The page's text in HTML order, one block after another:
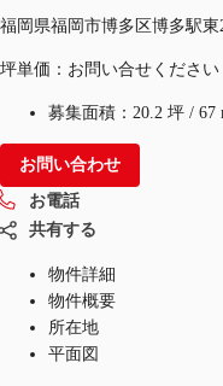
福岡県福岡市博多区博多駅東
坪単価：お問い合せください
募集面積： 20.2 坪 / 67
お問い合わせ
お電話
共有する
物件詳細
物件概要
所在地
平面図